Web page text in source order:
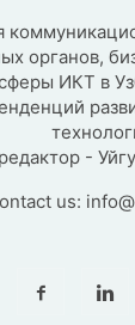
органов,
ИКТ в
-
us: